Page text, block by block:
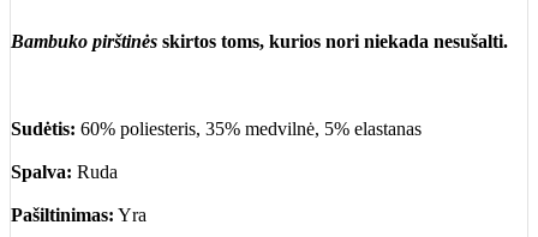
Bambuko pirštinės skirtos toms, kurios nori niekada nesušalti.
Sudėtis: 60% poliesteris, 35% medvilnė, 5% elastanas
Spalva: Ruda
Pašiltinimas: Yra